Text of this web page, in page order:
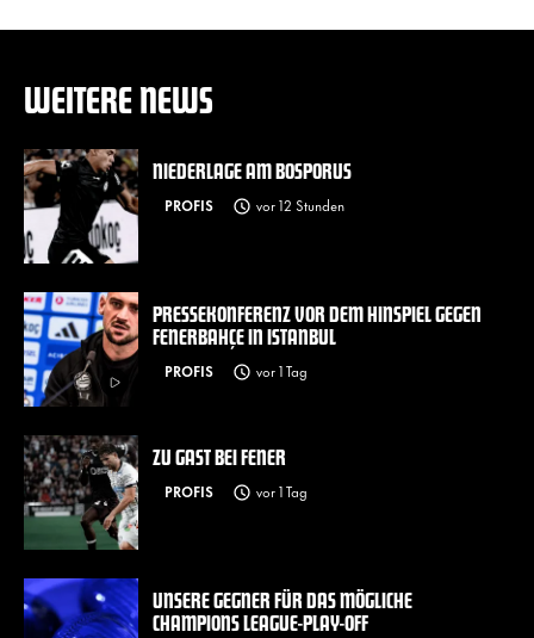
WEITERE NEWS
NIEDERLAGE AM BOSPORUS
PROFIS vor 12 Stunden
PRESSEKONFERENZ VOR DEM HINSPIEL GEGEN
FENERBAHÇE IN ISTANBUL
PROFIS vor 1 Tag
ZU GAST BEI FENER
PROFIS vor 1 Tag
UNSERE GEGNER FÜR DAS MÖGLICHE
CHAMPIONS LEAGUE-PLAY-OFF